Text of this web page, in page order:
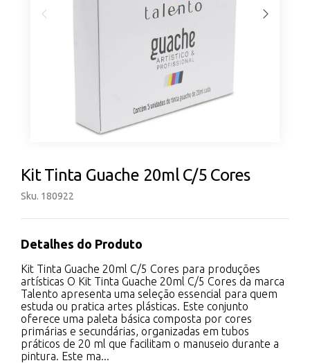
Kit Tinta Guache 20ml C/5 Cores
Sku. 180922
Detalhes do Produto
Kit Tinta Guache 20ml C/5 Cores para produções
artísticas O Kit Tinta Guache 20ml C/5 Cores da marca
Talento apresenta uma seleção essencial para quem
estuda ou pratica artes plásticas. Este conjunto
oferece uma paleta básica composta por cores
primárias e secundárias, organizadas em tubos
práticos de 20 ml que facilitam o manuseio durante a
pintura. Este ma...